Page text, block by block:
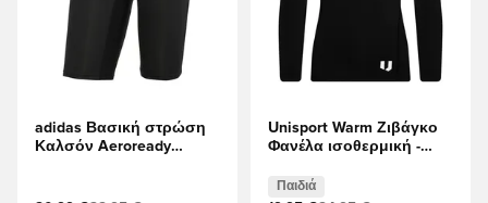
adidas Βασική στρώση
Καλσόν Aeroready
Unisport Warm Ζιβάγκο
Φανέλα ισοθερμική -
Παιδιά